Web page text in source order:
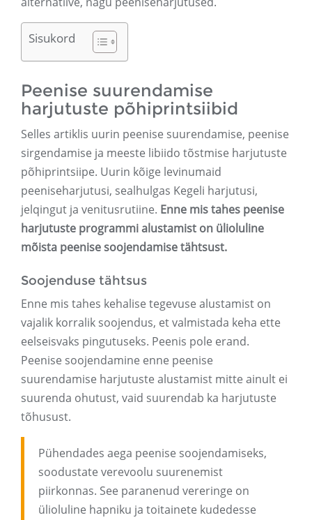
Sisukord
Peenise suurendamise
harjutuste põhiprintsiibid
Selles artiklis uurin peenise suurendamise, peenise
sirgendamise ja meeste libiido tõstmise harjutuste
põhiprintsiipe. Uurin kõige levinumaid
peeniseharjutusi, sealhulgas Kegeli harjutusi,
jelqingut ja venitusrutiine. Enne mis tahes peenise
harjutuste programmi alustamist on ülioluline
mõista peenise soojendamise tähtsust.
Soojenduse tähtsus
Enne mis tahes kehalise tegevuse alustamist on
vajalik korralik soojendus, et valmistada keha ette
eelseisvaks pingutuseks. Peenis pole erand.
Peenise soojendamine enne peenise
suurendamise harjutuste alustamist mitte ainult ei
suurenda ohutust, vaid suurendab ka harjutuste
tõhusust.
Pühendades aega peenise soojendamiseks,
soodustate verevoolu suurenemist
piirkonnas. See paranenud vereringe on
ülioluline hapniku ja toitainete kudedesse